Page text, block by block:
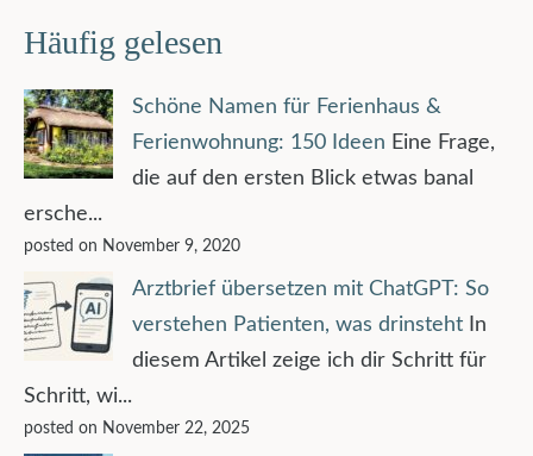
Häufig gelesen
Schöne Namen für Ferienhaus &
Ferienwohnung: 150 Ideen Eine Frage,
die auf den ersten Blick etwas banal
ersche...
posted on November 9, 2020
Arztbrief übersetzen mit ChatGPT: So
verstehen Patienten, was drinsteht
In
diesem Artikel zeige ich dir Schritt für
Schritt, wi...
posted on November 22, 2025